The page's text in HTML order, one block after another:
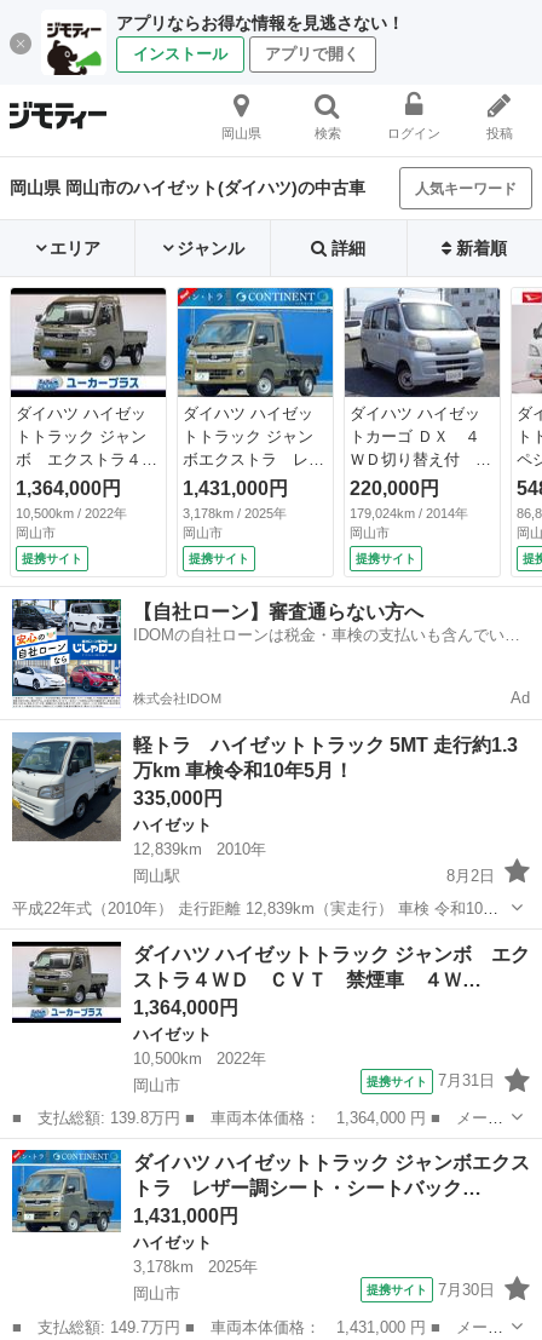
アプリならお得な情報を見逃さない！
インストール アプリで開く
岡山県 検索 ログイン 投稿
岡山県 岡山市のハイゼット(ダイハツ)の中古車 人気キーワード
エリア ジャンル 詳細 新着順
ダイハツ ハイゼッ
トトラック ジャン
ボ エクストラ４Ｗ
Ｄ ＣＶＴ 禁煙
車 ４ＷＤ ＣＶ
Ｔ スマートキー
衝突被害軽減ブレー
キ 障害物センサ
ー アイドリングス
トップ ＬＥＤヘッ
ドライト オーバー
ヘッドコンソール
荷台作業灯 （車検
整備付）
1,364,000円
10,500km / 2022年
岡山市
提携サイト
ダイハツ ハイゼッ
トトラック ジャン
ボエクストラ レザ
ー調シート・シート
バック・フロア・タ
イヤハウスカバー
社外アームレスト
ラバーフロアマッ
ト パートタイム４
ＷＤ オーバーヘッ
ドコンソール 作業
アランスソナー プ
（検9.6）
1,431,000円
3,178km / 2025年
岡山市
提携サイト
ダイハツ ハイゼッ
トカーゴ ＤＸ ４
ＷＤ切り替え付 ５
速マニュアルミッシ
ョン パワステ パ
ワーウィンドウ エ
アバック キーレス
（なし）
220,000円
179,024km / 2014年
岡山市
提携サイト
ダ
ト
ペ
Ｍ
Ｍ
灯
ー
ィ
岡
提
【自社ローン】審査通らない方へ
IDOMの自社ローンは税金・車検の支払いも含んでいる
株式会社IDOM Ad
軽トラ ハイゼットトラック 5MT 走行約1.3
万km 車検令和10年5月！
335,000円
ハイゼット
12,839km
2010年
岡山駅
8月2日
平成22年式（2010年） 走行距離 12,839km（実走行） 車検 令和10年5
月26日まで 【車両情報】 ・ダイハツ ハイゼットトラック ・型式：
EBD-S201P ・5速MT ・ガソリン車 ・660cc ・最...
岡山 岡山市 岡山駅 ハイゼット
ダイハツ ハイゼットトラック ジャンボ エク
ストラ４ＷＤ ＣＶＴ 禁煙車 ４Ｗ…
1,364,000円
ハイゼット
10,500km
2022年
岡山市
提携サイト 7月31日
■ 支払総額: 139.8万円 ■ 車両本体価格： 1,364,000 円 ■ メーカ
ー名： ダイハツ ■ 車種名： ハイゼットトラック ■ グレード
名： ジャンボ エクストラ４ＷＤ ＣＶＴ 禁煙車 ４ＷＤ ＣＶ
Ｔ スマー...
岡山 岡山市 ハイゼット
ダイハツ ハイゼットトラック ジャンボエクス
トラ レザー調シート・シートバック…
1,431,000円
ハイゼット
3,178km
2025年
岡山市
提携サイト 7月30日
■ 支払総額: 149.7万円 ■ 車両本体価格： 1,431,000 円 ■ メーカ